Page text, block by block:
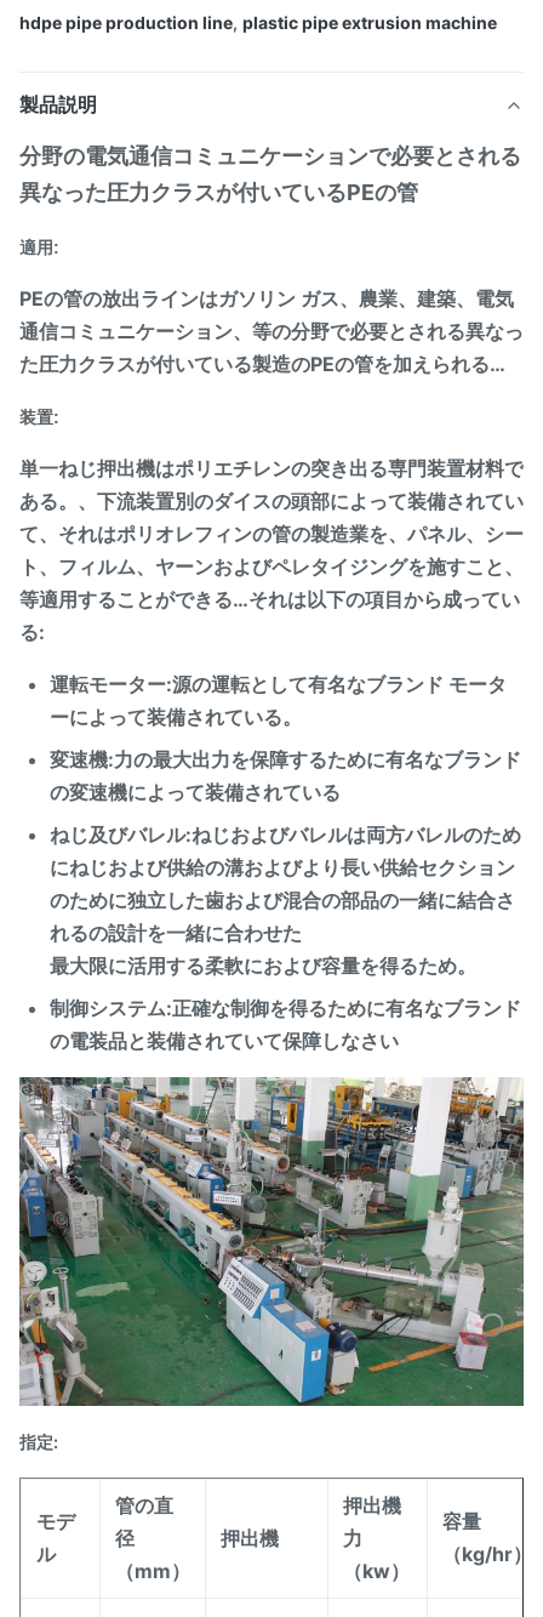
hdpe pipe production line, plastic pipe extrusion machine
製品説明
分野の電気通信コミュニケーションで必要とされる
異なった圧力クラスが付いているPEの管
適用:
PEの管の放出ラインはガソリン ガス、農業、建築、電気
通信コミュニケーション、等の分野で必要とされる異なっ
た圧力クラスが付いている製造のPEの管を加えられる…
装置:
単一ねじ押出機はポリエチレンの突き出る専門装置材料で
ある。、下流装置別のダイスの頭部によって装備されてい
て、それはポリオレフィンの管の製造業を、パネル、シー
ト、フィルム、ヤーンおよびペレタイジングを施すこと、
等適用することができる…それは以下の項目から成ってい
る:
運転モーター:源の運転として有名なブランド モータ
ーによって装備されている。
変速機:力の最大出力を保障するために有名なブランド
の変速機によって装備されている
ねじ及びバレル:ねじおよびバレルは両方バレルのため
にねじおよび供給の溝およびより長い供給セクション
のために独立した歯および混合の部品の一緒に結合さ
れるの設計を一緒に合わせた
最大限に活用する柔軟におよび容量を得るため。
制御システム:正確な制御を得るために有名なブランド
の電装品と装備されていて保障しなさい
指定:
モデ
ル
管の直
径
（mm）
押出機
押出機
力
（kw）
容量
（kg/hr）